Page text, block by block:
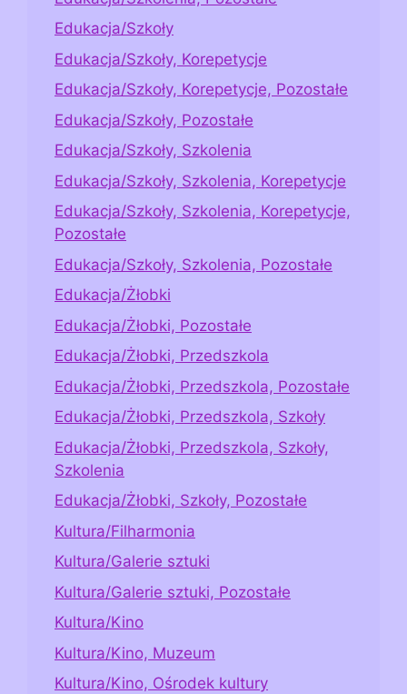
Edukacja/Szkoły
Edukacja/Szkoły, Korepetycje
Edukacja/Szkoły, Korepetycje, Pozostałe
Edukacja/Szkoły, Pozostałe
Edukacja/Szkoły, Szkolenia
Edukacja/Szkoły, Szkolenia, Korepetycje
Edukacja/Szkoły, Szkolenia, Korepetycje,
Pozostałe
Edukacja/Szkoły, Szkolenia, Pozostałe
Edukacja/Żłobki
Edukacja/Żłobki, Pozostałe
Edukacja/Żłobki, Przedszkola
Edukacja/Żłobki, Przedszkola, Pozostałe
Edukacja/Żłobki, Przedszkola, Szkoły
Edukacja/Żłobki, Przedszkola, Szkoły,
Szkolenia
Edukacja/Żłobki, Szkoły, Pozostałe
Kultura/Filharmonia
Kultura/Galerie sztuki
Kultura/Galerie sztuki, Pozostałe
Kultura/Kino
Kultura/Kino, Muzeum
Kultura/Kino, Ośrodek kultury